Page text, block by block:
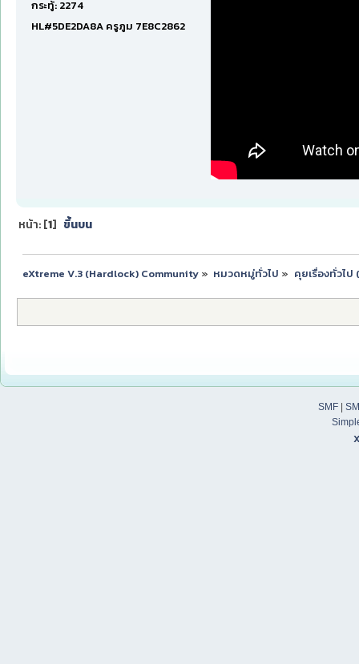
กระทู้: 2274
HL#5DE2DA8A ครูภูม 7E8C2862
หน้า: [1] ขึ้นบน
eXtreme V.3 (Hardlock) Community» หมวดหมู่ทั่วไป » คุยเรื่องทั่วไป
SMF|